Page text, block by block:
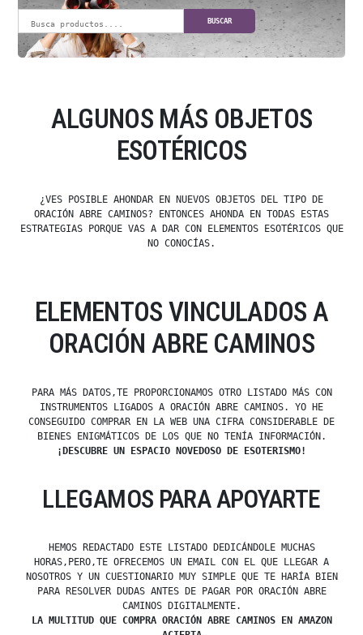
BUSCAR
ALGUNOS MÁS OBJETOS
ESOTÉRICOS
¿VES POSIBLE AHONDAR EN NUEVOS OBJETOS DEL TIPO DE
ORACIÓN ABRE CAMINOS? ENTONCES AHONDA EN TODAS ESTAS
ESTRATEGIAS PORQUE VAS A DAR CON ELEMENTOS ESOTÉRICOS QUE
NO CONOCÍAS.
ELEMENTOS VINCULADOS A
ORACIÓN ABRE CAMINOS
PARA MÁS DATOS,TE PROPORCIONAMOS OTRO LISTADO MÁS CON
INSTRUMENTOS LIGADOS A ORACIÓN ABRE CAMINOS. YO HE
CONSEGUIDO COMPRAR EN LA WEB UNA CIFRA CONSIDERABLE DE
BIENES ENIGMÁTICOS DE LOS QUE NO TENÍA INFORMACIÓN.
¡DESCUBRE UN ESPACIO NOVEDOSO DE ESOTERISMO!
LLEGAMOS PARA APOYARTE
HEMOS REDACTADO ESTE LISTADO DEDICÁNDOLE MUCHAS
HORAS,PERO,TE OFRECEMOS UN EMAIL CON EL QUE LLEGAR A
NOSOTROS Y UN CUESTIONARIO MUY SIMPLE QUE TE HARÍA BIEN
PARA RESOLVER DUDAS ANTES DE PAGAR POR ORACIÓN ABRE
CAMINOS DIGITALMENTE.
LA MULTITUD QUE COMPRA ORACIÓN ABRE CAMINOS EN AMAZON